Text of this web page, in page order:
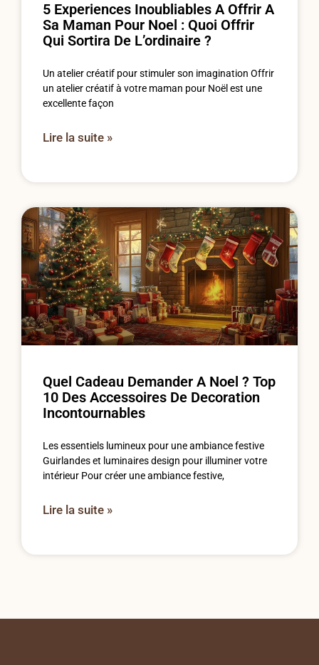
5 Experiences Inoubliables A Offrir A
Sa Maman Pour Noel : Quoi Offrir
Qui Sortira De L’ordinaire ?
Un atelier créatif pour stimuler son imagination Offrir
un atelier créatif à votre maman pour Noël est une
excellente façon
Lire la suite »
Quel Cadeau Demander A Noel ? Top
10 Des Accessoires De Decoration
Incontournables
Les essentiels lumineux pour une ambiance festive
Guirlandes et luminaires design pour illuminer votre
intérieur Pour créer une ambiance festive,
Lire la suite »